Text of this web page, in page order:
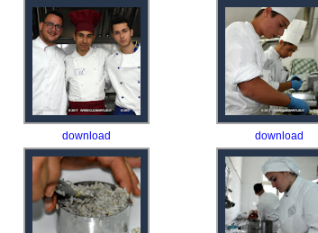
download download